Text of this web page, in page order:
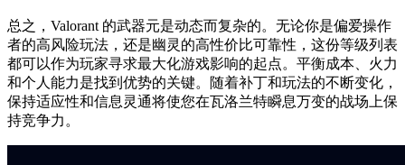
总之，Valorant 的武器元是动态而复杂的。无论你是偏爱操作
者的高风险玩法，还是幽灵的高性价比可靠性，这份等级列表
都可以作为玩家寻求最大化游戏影响的起点。平衡成本、火力
和个人能力是找到优势的关键。随着补丁和玩法的不断变化，
保持适应性和信息灵通将使您在瓦洛兰特瞬息万变的战场上保
持竞争力。